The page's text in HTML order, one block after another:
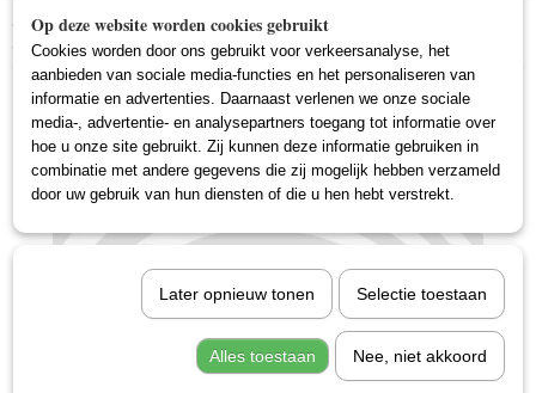
Home >Gebruikte DVD's>Box Sets Gebruikt
Seizoen 4 (Gebruikt)
Op deze website worden cookies gebruikt
Cookies worden door ons gebruikt voor verkeersanalyse, het
aanbieden van sociale media-functies en het personaliseren van
informatie en advertenties. Daarnaast verlenen we onze sociale
media-, advertentie- en analysepartners toegang tot informatie over
hoe u onze site gebruikt. Zij kunnen deze informatie gebruiken in
combinatie met andere gegevens die zij mogelijk hebben verzameld
door uw gebruik van hun diensten of die u hen hebt verstrekt.
Later opnieuw tonen Selectie toestaan
Alles toestaan Nee, niet akkoord